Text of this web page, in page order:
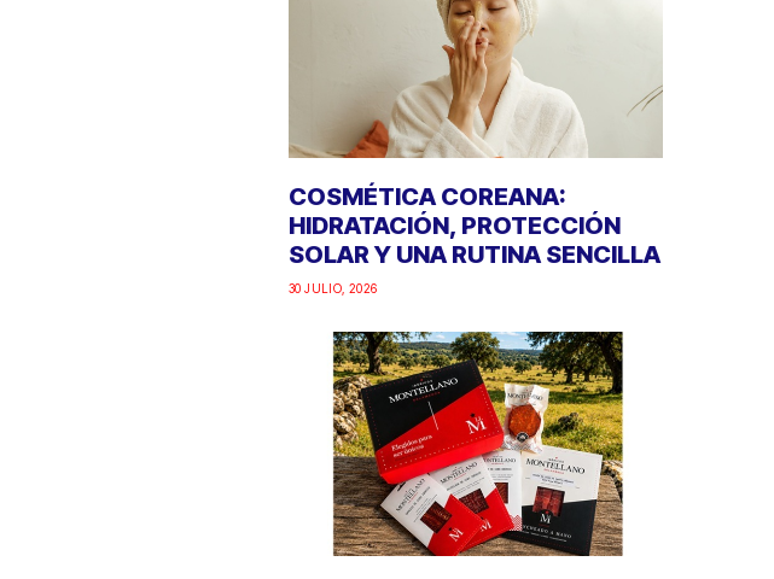
COSMÉTICA COREANA:
HIDRATACIÓN, PROTECCIÓN
SOLAR Y UNA RUTINA SENCILLA
30 JULIO, 2026